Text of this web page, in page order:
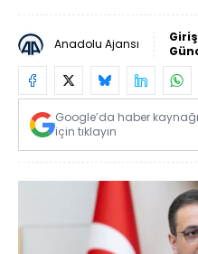
Anadolu Ajansı
Google’da haber
için tıklayın